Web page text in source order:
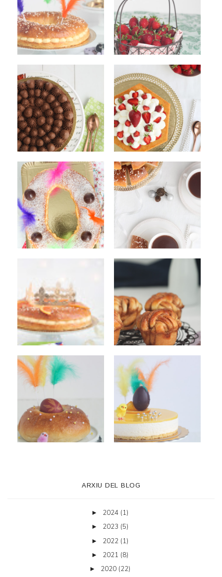
ARXIU DEL BLOG
► 2024 (1)
► 2023 (5)
► 2022 (1)
► 2021 (8)
► 2020 (22)